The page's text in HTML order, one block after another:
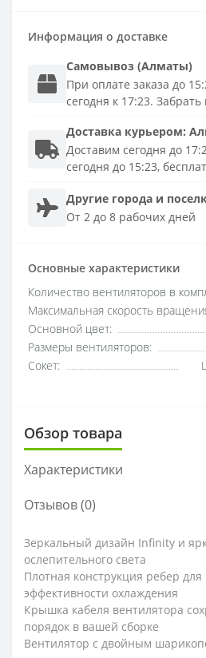
Информация о доставке
Самовывоз (Алматы)
При оплате заказа до
сегодня к 17:23.
Доставка курьером:
Доставим сегодня до
сегодня до 15:23,
Другие города и
От 2 до 8 рабочих дней
Основные характеристики
Количество вентиляторов в
Максимальная скорость
Основной цвет:
Размеры вентиляторов:
Сокет:
Обзор товара
Характеристики
Отзывов (0)
Зеркальный дизайн Infinity и
ослепительного света
Плотная конструкция ребер
эффективности охлаждения
Крышка кабеля вентилятора
порядок в вашей сборке
Вентилятор с двойным